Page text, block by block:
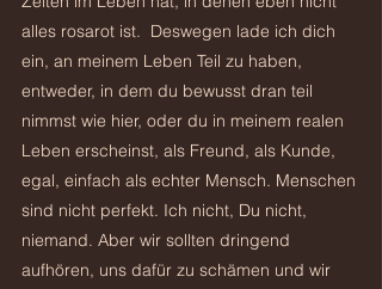
alles rosarot ist.  Deswegen lade ich dich
ein, an meinem Leben Teil zu haben,
entweder, in dem du bewusst dran teil
nimmst wie hier, oder du in meinem realen
Leben erscheinst, als Freund, als Kunde,
egal, einfach als echter Mensch. Menschen
sind nicht perfekt. Ich nicht, Du nicht,
niemand. Aber wir sollten dringend
aufhören, uns dafür zu schämen und wir